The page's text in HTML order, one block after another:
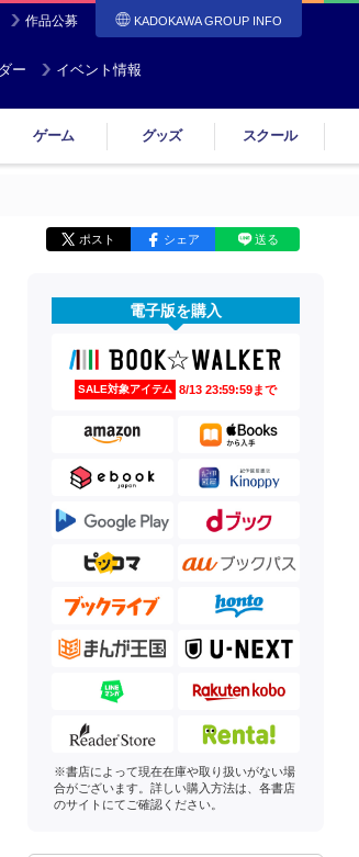
作品公募 KADOKAWA GROUP INFO
ー イベント情報
ゲーム グッズ スクール
ポスト シェア 送る
電子版を購入
SALE対象アイテム 8/13 23:59:59まで
※書店によって現在在庫や取り扱いがない場
合がございます。詳しい購入方法は、各書店
のサイトにてご確認ください。